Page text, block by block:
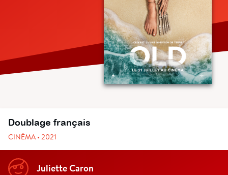
Doublage français
CINÉMA • 2021
Juliette Caron